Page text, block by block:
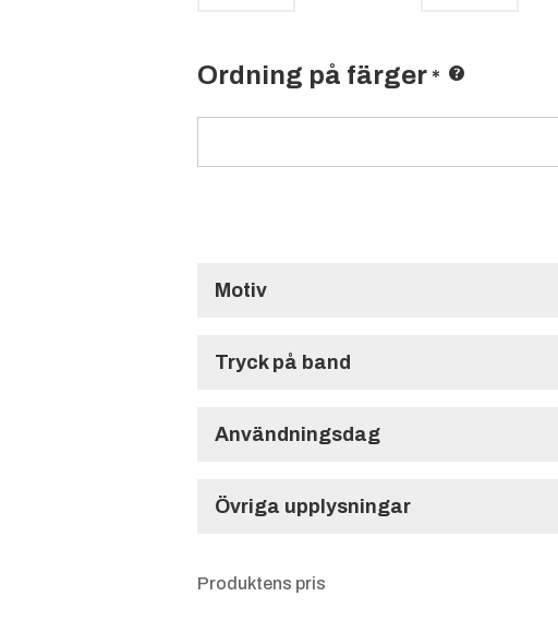
Ordning på färger*
Motiv
Hästhuvud Dressyr
Tryck på band
Användningsdag
Övriga upplysningar
Produktens pris